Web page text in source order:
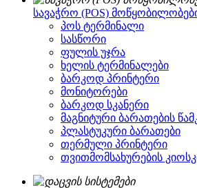
სავაჭრო (POS)
პოს ტერმინალი
სასწორი
ფულის უჯრა
ხელის ტერმინალები
ბარკოდ პრინტერი
მონიტორები
ბარკოდ სკანერი
მაგნიტური ბარათების
პლასტუკური ბარათები
თერმული პრინტერი
თვითმომსახურების